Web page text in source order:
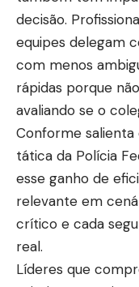
decisão.
equipes delegam
com menos
rápidas porque
avaliando se o
Conforme
tática da Polícia
esse ganho de
relevante em
crítico e cada
real.
Líderes que